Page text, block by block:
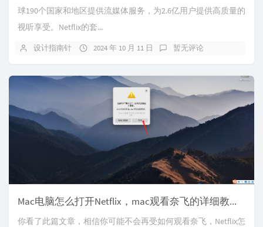
球190个国家和地区提供流媒体服务，为2.6亿用户提供高质量的
视听享受。Netflix的套...
设计指南针 2024 年 10 月 11 日 暂无评论
Mac电脑怎么打开Netflix，mac观看奈飞的详细教程，小白三分钟学会。
你看了此篇文章，相信你可能不会再受如何观看奈飞，Netflix怎